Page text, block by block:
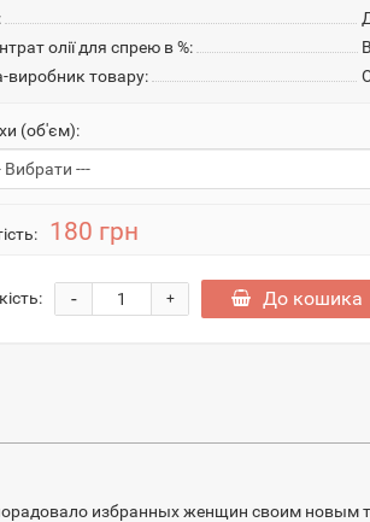
олії для спрею в %:
виробник товару:
(об'єм):
180 грн
+
- До кошика
избранных женщин своим